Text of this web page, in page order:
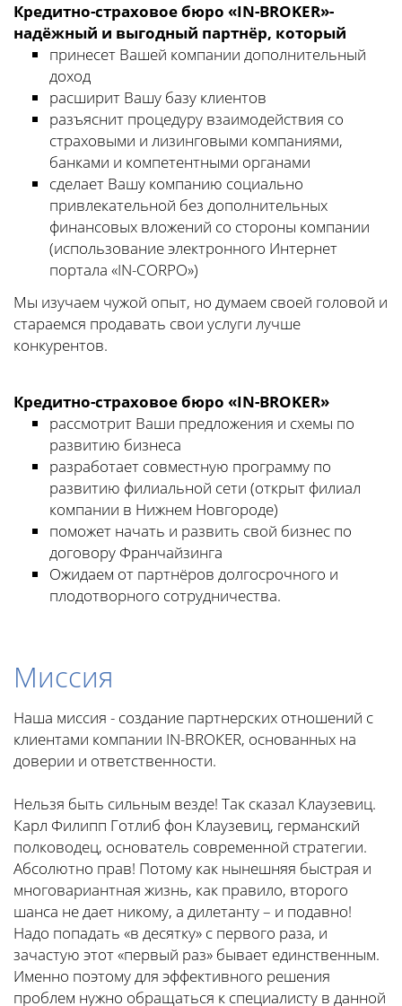
Кредитно-страховое бюро «IN-BROKER»-
надёжный и выгодный партнёр, который
принесет Вашей компании дополнительный
доход
расширит Вашу базу клиентов
разъяснит процедуру взаимодействия со
страховыми и лизинговыми компаниями,
банками и компетентными органами
сделает Вашу компанию социально
привлекательной без дополнительных
финансовых вложений со стороны компании
(использование электронного Интернет
портала «IN-CORPO»)
Мы изучаем чужой опыт, но думаем своей головой и
стараемся продавать свои услуги лучше
конкурентов.
Кредитно-страховое бюро «IN-BROKER»
рассмотрит Ваши предложения и схемы по
развитию бизнеса
разработает совместную программу по
развитию филиальной сети (открыт филиал
компании в Нижнем Новгороде)
поможет начать и развить свой бизнес по
договору Франчайзинга
Ожидаем от партнёров долгосрочного и
плодотворного сотрудничества.
Миссия
Наша миссия - создание партнерских отношений с
клиентами компании IN-BROKER, основанных на
доверии и ответственности.
Нельзя быть сильным везде! Так сказал Клаузевиц.
Карл Филипп Готлиб фон Клаузевиц, германский
полководец, основатель современной стратегии.
Абсолютно прав! Потому как нынешняя быстрая и
многовариантная жизнь, как правило, второго
шанса не дает никому, а дилетанту – и подавно!
Надо попадать «в десятку» с первого раза, и
зачастую этот «первый раз» бывает единственным.
Именно поэтому для эффективного решения
проблем нужно обращаться к специалисту в данной